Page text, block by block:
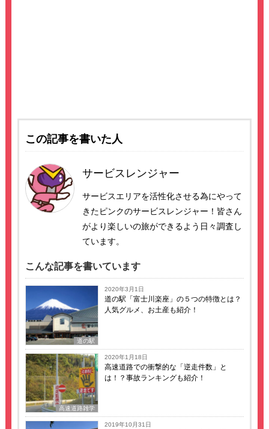
この記事を書いた人
サービスレンジャー
サービスエリアを活性化させる為にやって
きたピンクのサービスレンジャー！皆さん
がより楽しいの旅ができるよう日々調査し
ています。
こんな記事を書いています
道の駅
2020年3月1日
道の駅「富士川楽座」の５つの特徴とは？
人気グルメ、お土産も紹介！
高速道路雑学
2020年1月18日
高速道路での衝撃的な「逆走件数」と
は！？事故ランキングも紹介！
2019年10月31日